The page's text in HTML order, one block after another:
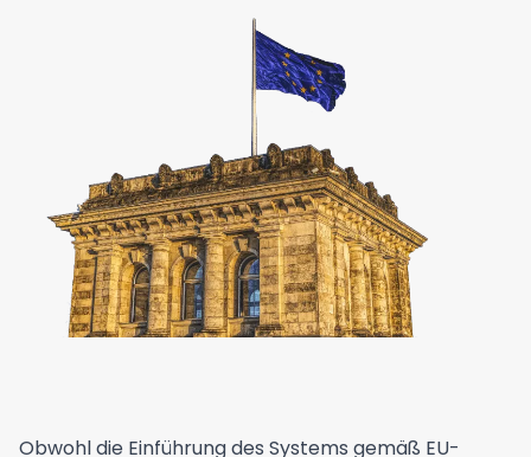
Obwohl die Einführung des Systems gemäß EU-